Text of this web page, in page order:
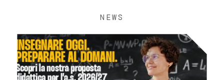
NEWS